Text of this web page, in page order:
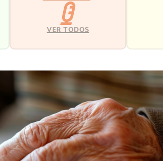
VER TODOS